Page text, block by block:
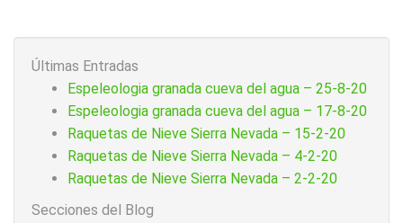
Últimas Entradas
Espeleologia granada cueva del agua – 25-8-20
Espeleologia granada cueva del agua – 17-8-20
Raquetas de Nieve Sierra Nevada – 15-2-20
Raquetas de Nieve Sierra Nevada – 4-2-20
Raquetas de Nieve Sierra Nevada – 2-2-20
Secciones del Blog